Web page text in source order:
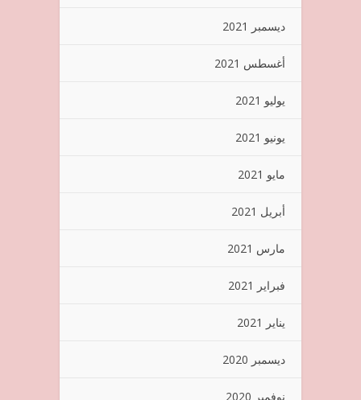
ديسمبر 2021
أغسطس 2021
يوليو 2021
يونيو 2021
مايو 2021
أبريل 2021
مارس 2021
فبراير 2021
يناير 2021
ديسمبر 2020
نوفمبر 2020